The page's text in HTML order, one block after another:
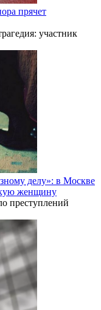
прячет
участник
делу»: в Москве
женщину
преступлений